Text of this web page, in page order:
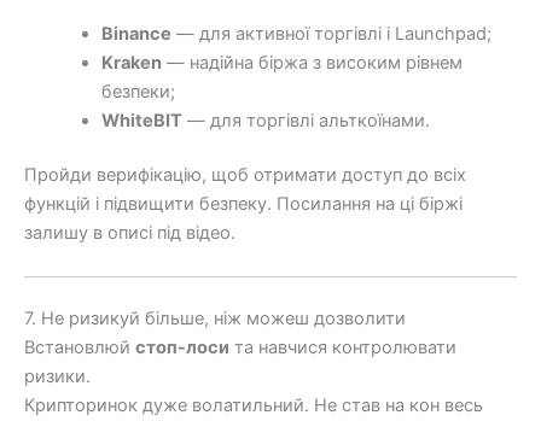
Binance — для активної торгівлі і Launchpad;
Kraken— надійна біржа з високим рівнем
безпеки;
WhiteBIT— для торгівлі альткоїнами.
Пройди верифікацію, щоб отримати доступ до всіх
функцій і підвищити безпеку. Посилання на ці біржі
залишу в описі під відео.
7. Не ризикуй більше, ніж можеш дозволити
Встановлюй стоп-лоси та навчися контролювати
ризики.
Крипторинок дуже волатильний. Не став на кон весь